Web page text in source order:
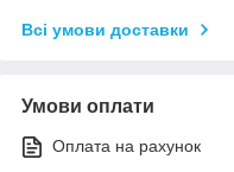
Всі умови доставки
Умови оплати
Оплата на рахунок